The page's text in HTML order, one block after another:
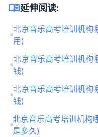
menu_book延伸阅读:
北京音乐高考培训机构
用)
北京音乐高考培训机构
钱)
北京音乐高考培训机构
钱)
北京音乐高考培训机构
是多久)